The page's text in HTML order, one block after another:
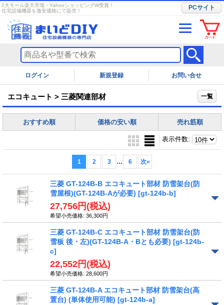
2大モール楽天市場・YahooショッピングW受賞！
住宅設備機器を激安価格にて販売！
PCサイト
ログイン お問い合せ
エコキュート > 三菱関連部材 一覧
おすすめ順 価格の安い順 売れ筋順
表示件数:
1 2 3 ... 6 次»
三菱 GT-124B-B エコキュート部材 防雪架台(防
雪屋根)(GT-124B-Aが必要) [gt-124b-b]
27,756円 (税込)
希望小売価格: 36,300円
三菱 GT-124B-C エコキュート部材 防雪架台(防
雪板 後・左)(GT-124B-A・Bとも必要) [gt-124b-
c]
22,552円 (税込)
希望小売価格: 28,600円
三菱 GT-124B-A エコキュート部材 防雪架台(高
置台) (単体使用可能) [gt-124b-a]